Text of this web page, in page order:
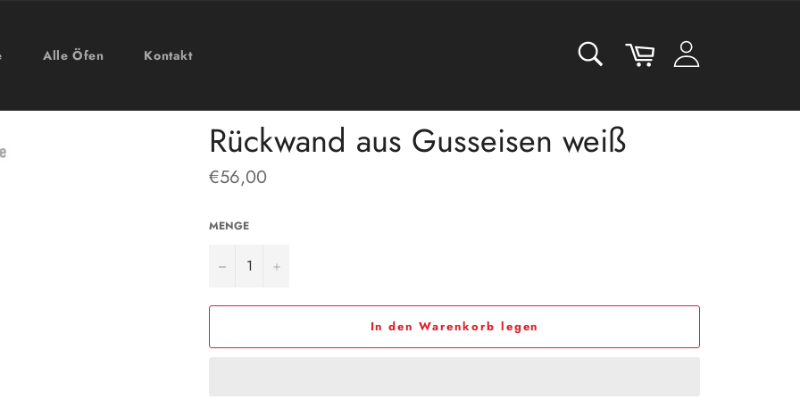
Alle Öfen Kontakt
Warenkorb
Rückwand aus Gusseisen weiß
Normaler
Preis
€56,00
MENGE
− +
In den Warenkorb legen